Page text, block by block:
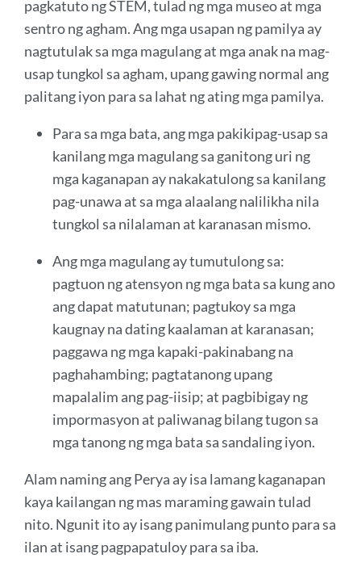
pagkatuto ng STEM, tulad ng mga museo at mga
sentro ng agham. Ang mga usapan ng pamilya ay
nagtutulak sa mga magulang at mga anak na mag-
usap tungkol sa agham, upang gawing normal ang
palitang iyon para sa lahat ng ating mga pamilya.
Para sa mga bata, ang mga pakikipag-usap sa
kanilang mga magulang sa ganitong uri ng
mga kaganapan ay nakakatulong sa kanilang
pag-unawa at sa mga alaalang nalilikha nila
tungkol sa nilalaman at karanasan mismo.
Ang mga magulang ay tumutulong sa:
pagtuon ng atensyon ng mga bata sa kung ano
ang dapat matutunan; pagtukoy sa mga
kaugnay na dating kaalaman at karanasan;
paggawa ng mga kapaki-pakinabang na
paghahambing; pagtatanong upang
mapalalim ang pag-iisip; at pagbibigay ng
impormasyon at paliwanag bilang tugon sa
mga tanong ng mga bata sa sandaling iyon.
Alam naming ang Perya ay isa lamang kaganapan
kaya kailangan ng mas maraming gawain tulad
nito. Ngunit ito ay isang panimulang punto para sa
ilan at isang pagpapatuloy para sa iba.